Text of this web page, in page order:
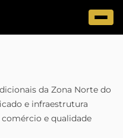
da Zona Norte do
e infraestrutura
e qualidade